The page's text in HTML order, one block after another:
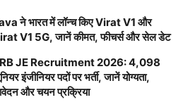
ने भारत में लॉन्च किए Virat V1 और
V1 5G, जानें कीमत, फीचर्स और सेल डेट
JE Recruitment 2026: 4,098
इंजीनियर पदों पर भर्ती, जानें योग्यता,
और चयन प्रक्रिया